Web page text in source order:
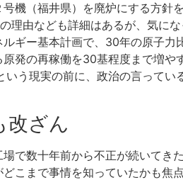
機（福井県）を廃炉にする方針
理由なども詳細はあるが、気に
ギー基本計画で、30年の原子力
発の再稼働を30基程度まで増や
う現実の前に、政治の言ってい
改ざん
で数十年前から不正が続いてき
こまで事情を知っていたかも焦